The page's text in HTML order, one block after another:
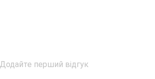
Додайте перший відгук